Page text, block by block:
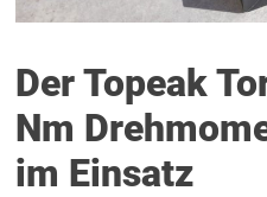
Der Topeak
Nm
im Einsatz